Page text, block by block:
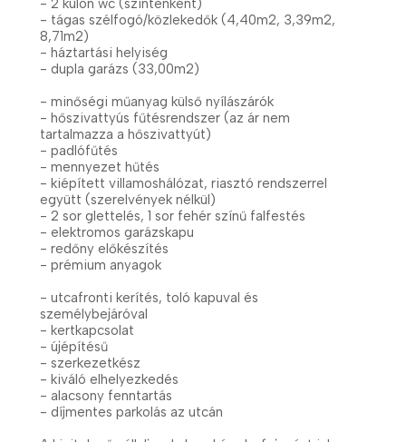
- 2 külön wc (szintenként)
- tágas szélfogó/közlekedők (4,40m2, 3,39m2,
8,71m2)
- háztartási helyiség
- dupla garázs (33,00m2)
- minőségi műanyag külső nyílászárók
- hőszivattyús fűtésrendszer (az ár nem
tartalmazza a hőszivattyút)
- padlófűtés
- mennyezet hűtés
- kiépített villamoshálózat, riasztó rendszerrel
együtt (szerelvények nélkül)
- 2 sor glettelés, 1 sor fehér színű falfestés
- elektromos garázskapu
- redőny előkészítés
- prémium anyagok
- utcafronti kerítés, toló kapuval és
személybejáróval
- kertkapcsolat
- újépítésű
- szerkezetkész
- kiváló elhelyezkedés
- alacsony fenntartás
- díjmentes parkolás az utcán